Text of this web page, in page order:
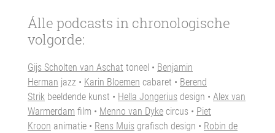
Álle podcasts in chronologische
volgorde:
Gijs Scholten van Aschat toneel • Benjamin
Herman jazz • Karin Bloemen cabaret • Berend
Strik beeldende kunst • Hella Jongerius design • Alex van
Warmerdam film • Menno van Dykecircus • Piet
Kroon animatie • Rens Muis grafisch design • Robin de